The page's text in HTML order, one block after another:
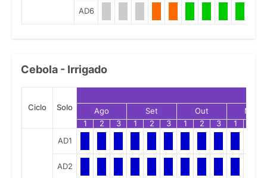
AD6
Cebola - Irrigado
Ciclo Solo Ago Set Out
Nov
1
2 3 1 2 3 1 2 3 1
AD1
AD2